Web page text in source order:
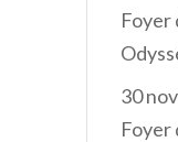
Foyer
30
Foyer